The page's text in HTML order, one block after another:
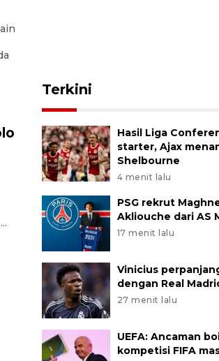
Terkini
Hasil Liga
starter, Ajax
Shelbourne
4 menit lalu
PSG rekrut
Akliouche dari AS
17 menit lalu
Vinicius
dengan Real
27 menit lalu
UEFA: Ancaman
kompetisi FIFA